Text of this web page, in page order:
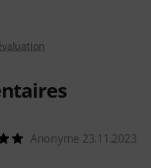
Anonyme 23.11.2023